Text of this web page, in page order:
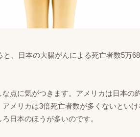
、日本の大腸がんによる死亡者数5万
点に気がつきます。アメリカは日本の
メリカは3倍死亡者数が多くないといけ
日本のほうが多いのです。